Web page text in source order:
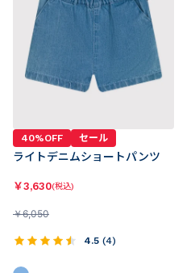
40%OFF セール
ライトデニムショートパンツ
￥3,630(税込)
￥6,050
4.5 (4)